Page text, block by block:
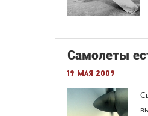
Самолеты
19 мая 2009